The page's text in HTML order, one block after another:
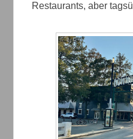
Restaurants, aber